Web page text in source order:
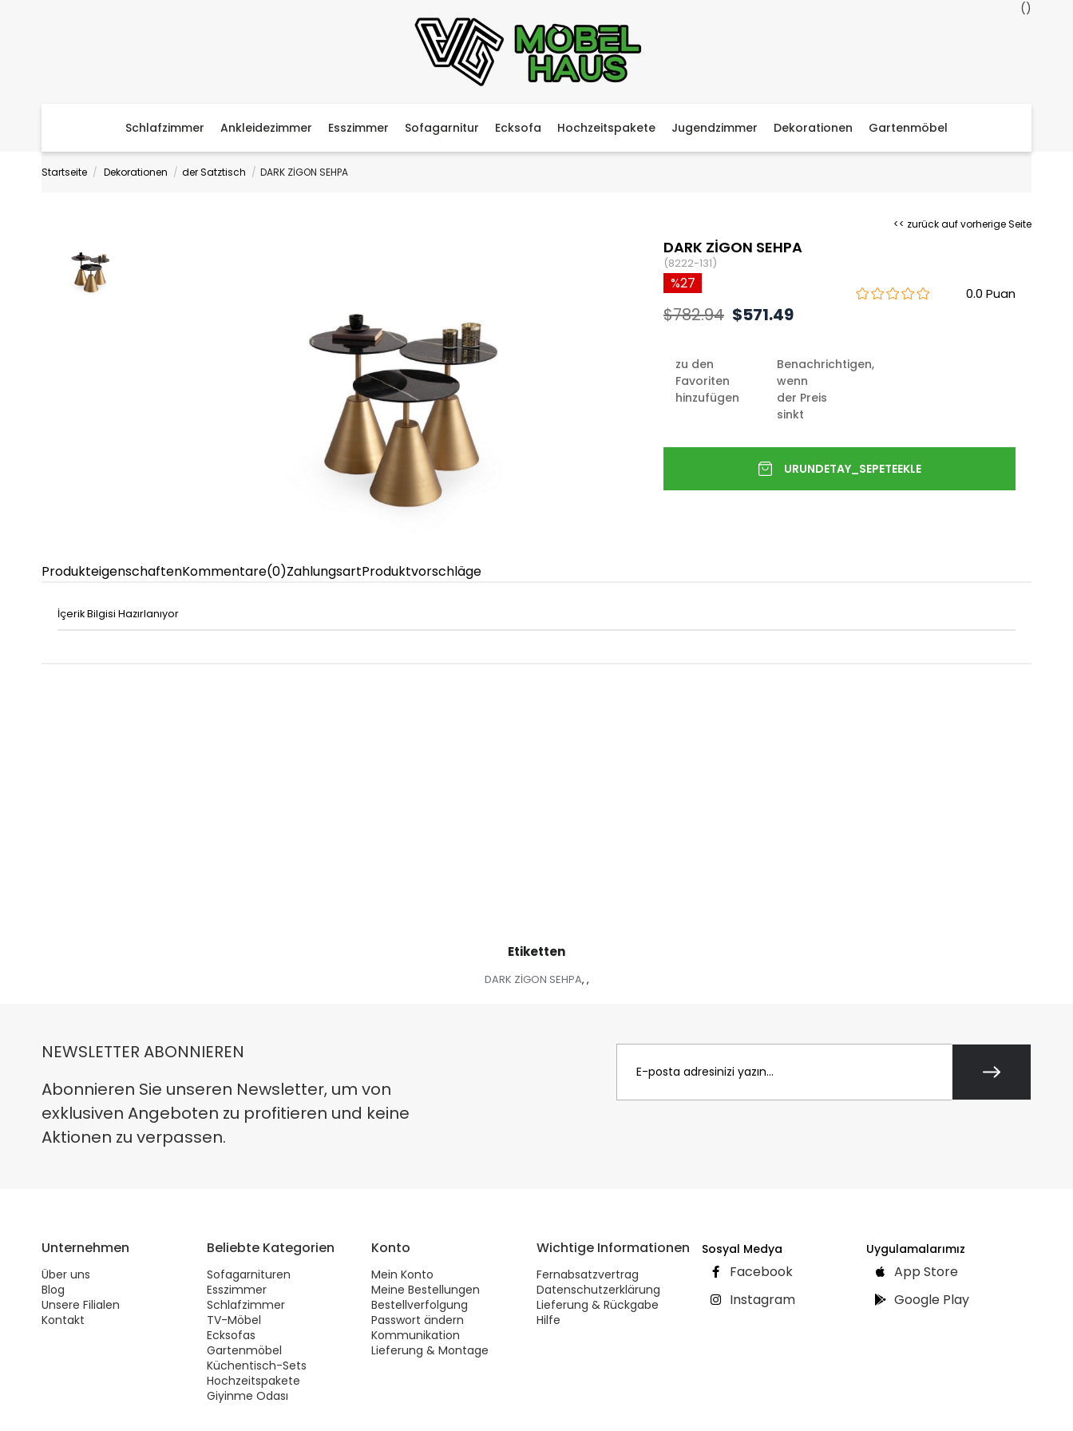
Schlafzimmer Ankleidezimmer Esszimmer Sofagarnitur Ecksofa Hochzeitspakete Jugendzimmer Dekorationen Gartenmöbel
Startseite Dekorationen der Satztisch DARK ZİGON SEHPA
<< zurück auf vorherige Seite
DARK ZİGON SEHPA
(8222-131)
0.0
27
$782.94 $571.49
zu den
Favoriten
hinzufügen
Benachrichtigen,
wenn
der Preis
sinkt
ProdukteigenschaftenKommentare(0)ZahlungsartProduktvorschläge
İçerik Bilgisi Hazırlanıyor
Etiketten
DARK ZİGON SEHPA, ,
NEWSLETTER ABONNIEREN
Abonnieren Sie unseren Newsletter, um von
exklusiven Angeboten zu profitieren und keine
Aktionen zu verpassen.
Unternehmen
Über uns
Blog
Unsere Filialen
Kontakt
Beliebte Kategorien
Sofagarnituren
Esszimmer
Schlafzimmer
TV-Möbel
Ecksofas
Gartenmöbel
Küchentisch-Sets
Hochzeitspakete
Giyinme Odası
Konto
Mein Konto
Meine Bestellungen
Bestellverfolgung
Passwort ändern
Kommunikation
Lieferung & Montage
Wichtige Informationen
Fernabsatzvertrag
Datenschutzerklärung
Lieferung & Rückgabe
Hilfe
Sosyal Medya
Facebook
Instagram
Uygulamalarımız
App Store
Google Play